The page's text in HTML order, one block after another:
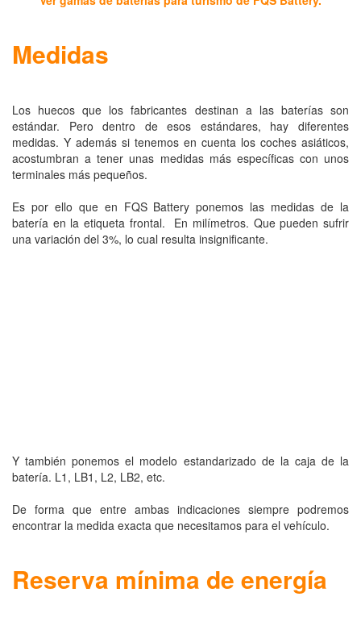
Medidas
Los huecos que los fabricantes destinan a las baterías son
estándar. Pero dentro de esos estándares, hay diferentes
medidas. Y además si tenemos en cuenta los coches asiáticos,
acostumbran a tener unas medidas más específicas con unos
terminales más pequeños.
Es por ello que en FQS Battery ponemos las medidas de la
batería en la etiqueta frontal. En milímetros. Que pueden sufrir
una variación del 3%, lo cual resulta insignificante.
Y también ponemos el modelo estandarizado de la caja de la
batería. L1, LB1, L2, LB2, etc.
De forma que entre ambas indicaciones siempre podremos
encontrar la medida exacta que necesitamos para el vehículo.
Reserva mínima de energía